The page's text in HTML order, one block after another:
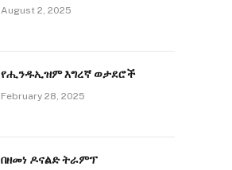
August 2, 2025
የሒንዱኢዝም እግረኛ ወታደሮች
February 28, 2025
በዘመነ ዶናልድ ትራምፕ